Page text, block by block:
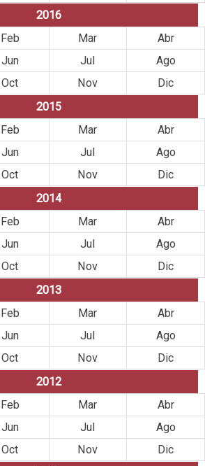
2016
Feb Mar
Abr
Jun Jul
Ago
Oct Nov
Dic
2015
Feb Mar
Abr
Jun Jul
Ago
Oct Nov
Dic
2014
Feb Mar
Abr
Jun Jul
Ago
Oct Nov
Dic
2013
Feb Mar
Abr
Jun Jul
Ago
Oct Nov
Dic
2012
Feb Mar
Abr
Jun Jul
Ago
Oct Nov
Dic